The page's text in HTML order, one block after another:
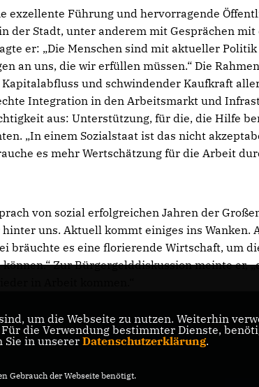
exzellente Führung und hervorragende
der Stadt, unter anderem mit Gesprächen mit
er: „Die Menschen sind mit aktueller
an uns, die wir erfüllen müssen.“ Die
und schwindender Kaufkraft
Integration in den Arbeitsmarkt und
aus: Unterstützung, für die, die Hilfe
„In einem Sozialstaat ist das nicht
es mehr Wertschätzung für die Arbeit
von sozial erfolgreichen Jahren der
uns. Aktuell kommt einiges ins Wanken.
bräuchte es eine florierende Wirtschaft, um
Zur Bürgergelddiskussion meinte er,
um die Webseite zu nutzen. Weiterhin
die Verwendung bestimmter Dienste,
Sie in unserer Datenschutzerklärung.
Gebrauch der Webseite benötigt.